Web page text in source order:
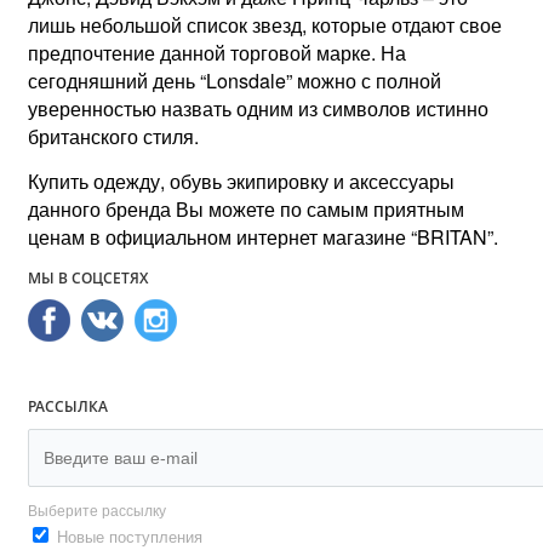
лишь небольшой список звезд, которые отдают свое
предпочтение данной торговой марке. На
сегодняшний день “Lonsdale” можно с полной
уверенностью назвать одним из символов истинно
британского стиля.
Купить одежду, обувь экипировку и аксессуары
данного бренда Вы можете по самым приятным
ценам в официальном интернет магазине “BRITAN”.
МЫ В СОЦСЕТЯХ
РАССЫЛКА
Выберите рассылку
Новые поступления